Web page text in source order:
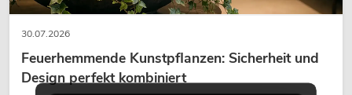
30.07.2026
Feuerhemmende Kunstpflanzen: Sicherheit und
Design perfekt kombiniert